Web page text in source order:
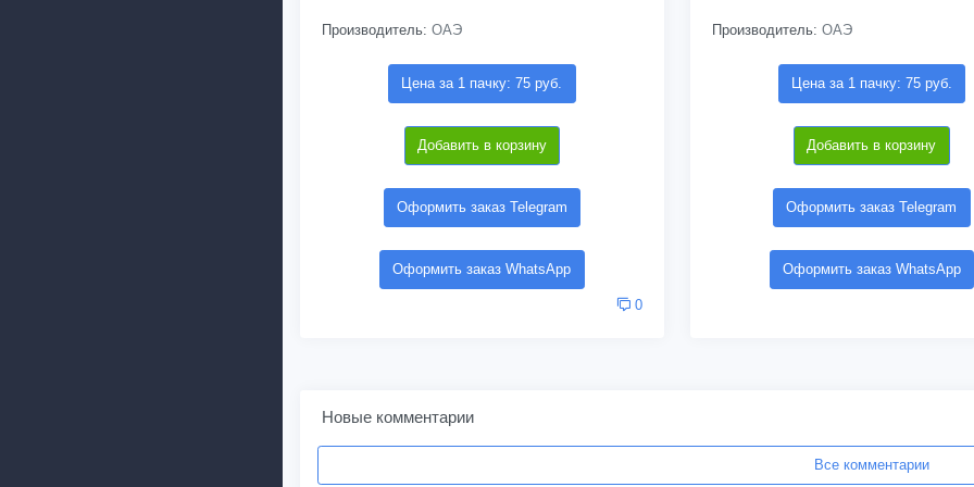
Производитель: ОАЭ
Цена за 1 пачку: 75 руб.
Добавить в корзину
Оформить заказ Telegram
Оформить заказ WhatsApp
0
Производитель: ОАЭ
Цена за 1 пачку: 75 руб.
Добавить в корзину
Оформить заказ Telegram
Оформить заказ WhatsApp
Новые комментарии
Все комментарии